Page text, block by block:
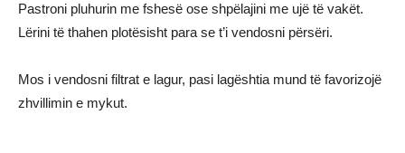
Pastroni pluhurin me fshesë ose shpëlajini me ujë të vakët.
Lërini të thahen plotësisht para se t’i vendosni përsëri.
Mos i vendosni filtrat e lagur, pasi lagështia mund të favorizojë
zhvillimin e mykut.